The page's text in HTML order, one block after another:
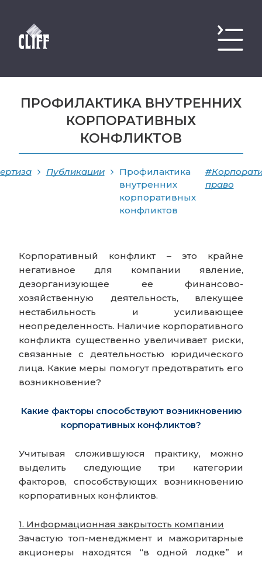
ПРОФИЛАКТИКА ВНУТРЕННИХ
КОРПОРАТИВНЫХ
КОНФЛИКТОВ
Публикации
Профилактика
внутренних
корпоративных
конфликтов
право
Корпоративный конфликт – это крайне
негативное для компании явление,
дезорганизующее ее финансово-
хозяйственную деятельность, влекущее
нестабильность и усиливающее
неопределенность. Наличие корпоративного
конфликта существенно увеличивает риски,
связанные с деятельностью юридического
лица. Какие меры помогут предотвратить его
возникновение?
Какие факторы способствуют возникновению
корпоративных конфликтов?
Учитывая сложившуюся практику, можно
выделить следующие три категории
факторов, способствующих возникновению
корпоративных конфликтов.
1. Информационная закрытость компании
Зачастую топ-менеджмент и мажоритарные
акционеры находятся “в одной лодке” и